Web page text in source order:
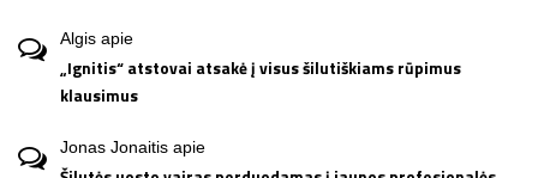
Algis apie
„Ignitis“ atstovai atsakė į visus šilutiškiams rūpimus
klausimus
Jonas Jonaitis apie